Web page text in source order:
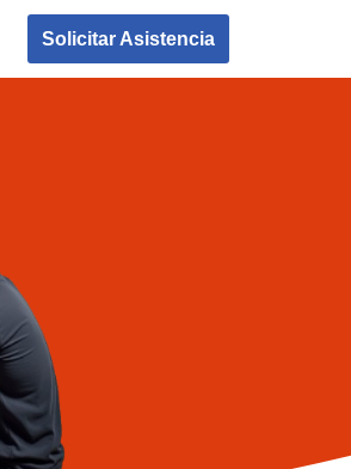
Solicitar Asistencia